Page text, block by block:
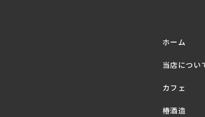
ホーム
当店につい
カフェ
椿酒造